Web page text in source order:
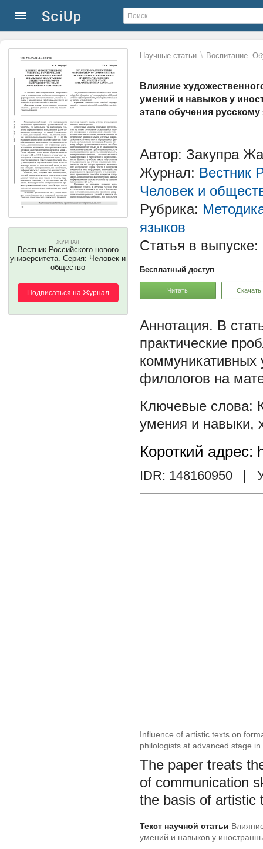
Научные статьи \ Воспитание.
Влияние
умений и навыков у
этапе обучения русскому
ЖУРНАЛ
Вестник Российского нового
университета. Серия: Человек и
общество
Подписаться на Журнал
Автор: Закупра
Журнал: Вестник
Человек и
Рубрика:
языков
Статья в выпуске:
Бесплатный доступ
Читать Скачать
В
практические
коммуникативных
филологов на
умения и навыки,
Короткий адрес:
IDR: 148160950 |
Influence of artistic texts on
philologists at advanced stage
The paper treats
of communication
the basis of artistic
Текст научной статьи
умений и навыков у